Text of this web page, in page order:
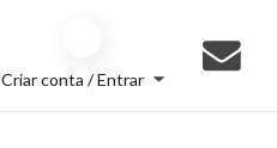
Criar conta / Entrar